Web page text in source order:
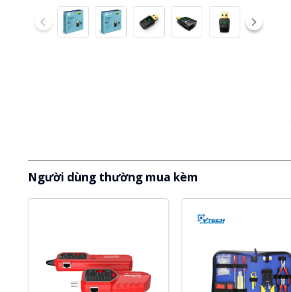
Người dùng thường mua kèm